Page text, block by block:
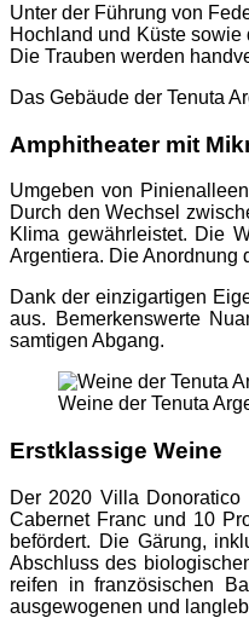
Unter der Führung von
Hochland und Küste
Die Trauben werden
Das Gebäude der Tenuta
Amphitheater mit
Umgeben von
Durch den Wechsel
Klima gewährleistet. Die
Argentiera. Die Anordnung
Dank der einzigartigen
aus. Bemerkenswerte
samtigen Abgang.
Weine der Tenuta
Erstklassige Weine
Der 2020 Villa
Cabernet Franc und 10
befördert. Die Gärung,
Abschluss des
reifen in französischen
ausgewogenen und